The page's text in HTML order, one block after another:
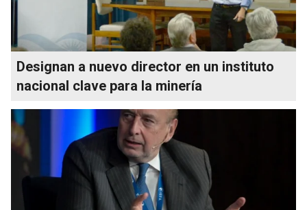
Designan a nuevo director en un instituto
nacional clave para la minería